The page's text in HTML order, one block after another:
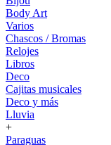
Body Art
Varios
Chascos / Bromas
Relojes
Libros
Deco
Cajitas musicales
Deco y más
Lluvia
+
Paraguas